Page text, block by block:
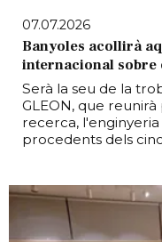
07.07.2026
Banyoles acollirà
internacional sobre
Serà la seu de la
GLEON, que
recerca,
procedents dels